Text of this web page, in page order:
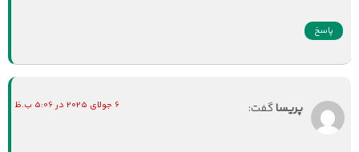
پاسخ
پریساگفت: 6 جولای 2025 در 5:06 ب.ظ